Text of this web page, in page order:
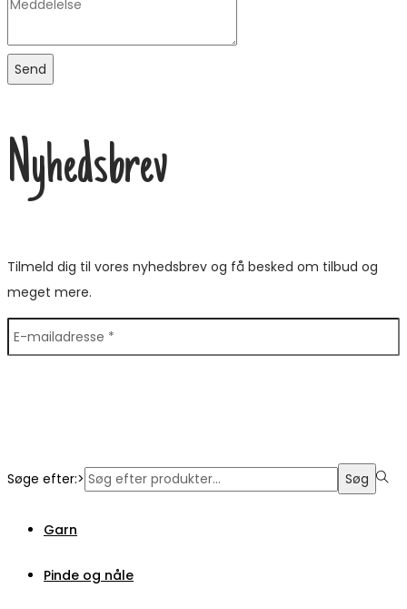
Send
Nyhedsbrev
Tilmeld dig til vores nyhedsbrev og få besked om tilbud og
meget mere.
Søge efter:> Søg
Garn
Pinde og nåle